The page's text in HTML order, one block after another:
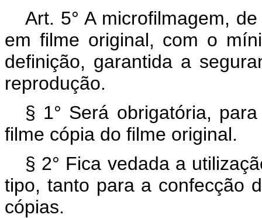
Art. 5° A microfilmagem,
em filme original, com o
definição, garantida a
reprodução.
§ 1° Será obrigatória,
filme cópia do filme original.
§ 2° Fica vedada a
tipo, tanto para a confecção
cópias.